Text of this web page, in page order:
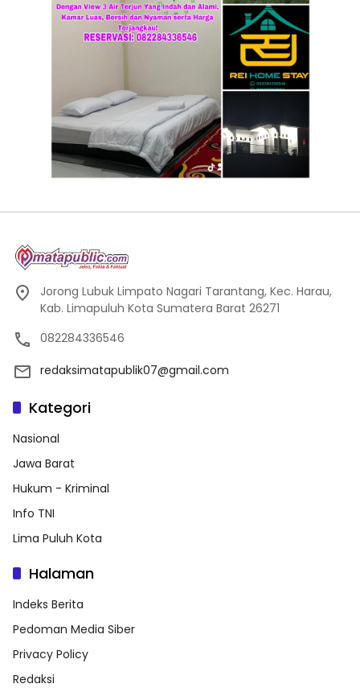
Jorong Lubuk Limpato Nagari Tarantang, Kec. Harau,
Kab. Limapuluh Kota Sumatera Barat 26271
082284336546
redaksimatapublik07@gmail.com
Kategori
Nasional
Jawa Barat
Hukum - Kriminal
Info TNI
Lima Puluh Kota
Halaman
Indeks Berita
Pedoman Media Siber
Privacy Policy
Redaksi